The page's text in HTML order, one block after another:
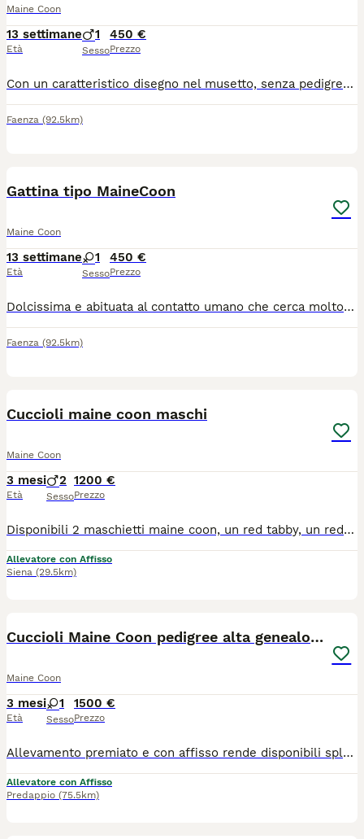
Maine Coon
13 settimane
Età
1
Sesso
450 €
Prezzo
Con un caratteristico disegno nel musetto, senza pedigree, sverminato, vaccinato, abituato alla lettiera e svezzato ha un carattere davvero dolcissimo, molto abituato al contatto umano
Faenza (92.5km)
Gattina tipo MaineCoon
Maine Coon
13 settimane
Età
1
Sesso
450 €
Prezzo
Dolcissima e abituata al contatto umano che cerca molto attivamente, senza pedigree perché la madre non ne è dotata ma il padre si ( campione con pedigree di 14 Kg ) . Abituata alla lettiera. Potete chiamare o scrivere a WhatsApp
Faenza (92.5km)
Cuccioli maine coon maschi
Maine Coon
3 mesi
Età
2
Sesso
1200 €
Prezzo
Disponibili 2 maschietti maine coon, un red tabby, un red and white. I cuccioli verranno ceduti al compimento delle 14 settimane di età, sverminati, vaccinati, chip, passaggio di proprietà del chip, pedigree Anfi. A corredo vengono consegnati test genetici e ecocardiografici dei genitori, kit partenza cucciolo, contratto di cessione con obbligo di sterilizzazione entro 6 mesi di vita, regolare fattura. Siamo a siena. Allevamento Elinor Woods
Allevatore con Affisso
Siena (29.5km)
Cuccioli Maine Coon pedigree alta genealogia
Maine Coon
3 mesi
Età
1
Sesso
1500 €
Prezzo
Allevamento premiato e con affisso rende disponibili splendidi cuccioli di Maine Coon che cercano famiglie da amare per tutta la vita! Raggiungeranno le nuove case con pedigree, libretto sanitario con vaccinazioni complete e microchip. Figli di Campionessa. Genealogia sana e con analisi complete per Fiv, Felv, Hcm, Ecocardio, PKD e PkDef. Nati il 14 aprile, saranno ritirabili dal 14 luglio, prenotabili da subito, possono essere ritirati anche dopo le vacanze estive.
Allevatore con Affisso
Predappio (75.5km)